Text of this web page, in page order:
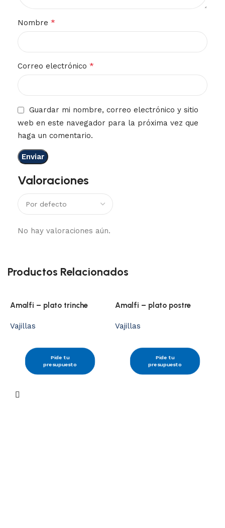
Valoraciones
No hay valoraciones aún.
Nombre *
Correo electrónico *
Guardar mi nombre, correo electrónico y sitio
web en este navegador para la próxima vez que
haga un comentario.
Productos Relacionados
Amalfi – plato trinche
Vajillas
Pide tu
presupuesto
Amalfi – plato postre
Vajillas
Pide tu
presupuesto